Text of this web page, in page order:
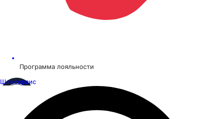
Программа лояльности
Шинсервис